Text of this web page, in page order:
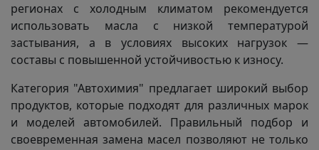
регионах с холодным климатом рекомендуется
использовать масла с низкой температурой
застывания, а в условиях высоких нагрузок —
составы с повышенной устойчивостью к износу.
Категория "Автохимия" предлагает широкий выбор
продуктов, которые подходят для различных марок
и моделей автомобилей. Правильный подбор и
своевременная замена масел позволяют не только